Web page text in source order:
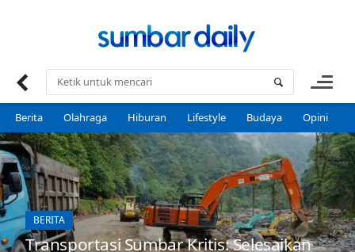
Berita Olahraga Hiburan Lifestyle Budaya Opini
BERITA
Transportasi Sumbar Kritis: Selesaikan